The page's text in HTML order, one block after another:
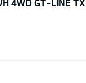
4WD GT-LINE TX